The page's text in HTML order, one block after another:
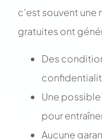
c’est souvent une
gratuites ont
Des
Une
pour
Aucune